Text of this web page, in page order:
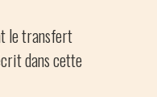
le transfert
dans cette